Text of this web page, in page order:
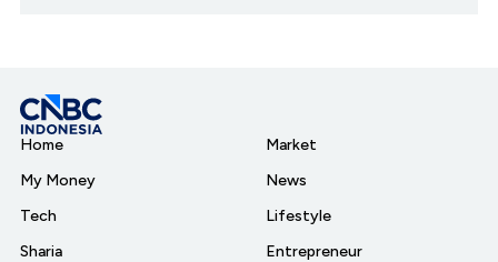
Home
My Money
Tech
Sharia
Market
News
Lifestyle
Entrepreneur